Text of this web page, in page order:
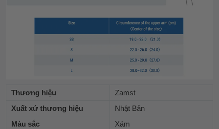
Thương hiệu
Zamst
Xuất xứ thương hiệu
Nhật Bản
Màu sắc
Xám